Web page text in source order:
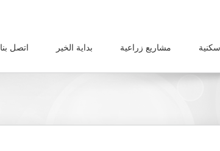
مشاريع زراعية بداية الخير اتصل بنا